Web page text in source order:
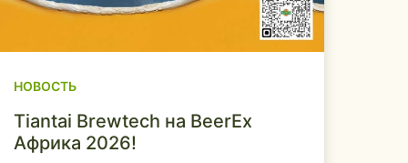
НОВОСТЬ
Tiantai Brewtech на BeerEx
Африка 2026!